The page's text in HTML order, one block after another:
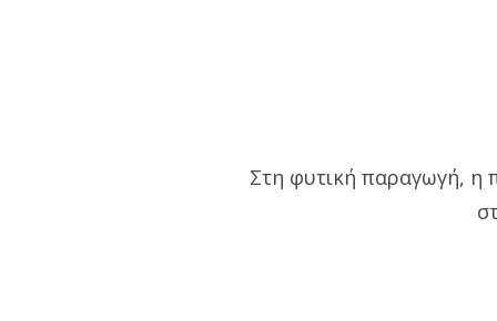
Στη φυτική παραγωγή, η